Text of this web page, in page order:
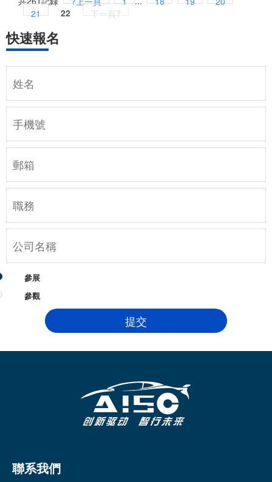
快速報名
參展
參觀
21
22 下一頁?
聯系我們